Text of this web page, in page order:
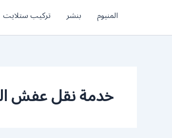
المنيوم بنشر تركيب ستلايت
خدمة نقل عفش